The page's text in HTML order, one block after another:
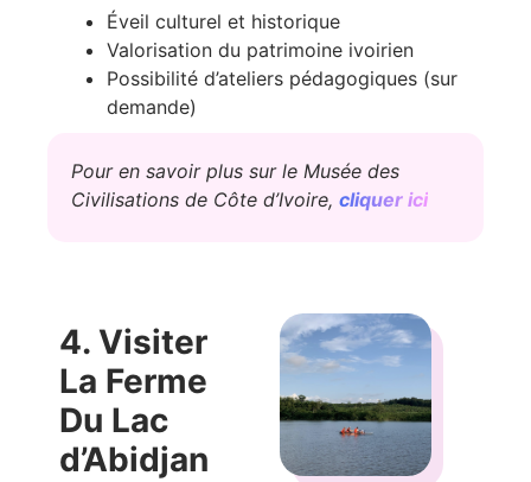
Éveil culturel et historique
Valorisation du patrimoine ivoirien
Possibilité d’ateliers pédagogiques (sur
demande)
Pour en savoir plus sur le Musée des
Civilisations de Côte d’Ivoire, cliquer ici
4. Visiter
La Ferme
Du Lac
d’Abidjan